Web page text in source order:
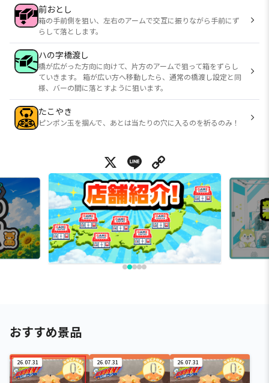
前おとし
箱の手前側を狙い、左右のアームで交互に振りながら手前にず
らして落とします。
ハの字橋渡し
橋が広がった方向に向けて、片方のアームで狙って箱をずらし
ていきます。 箱が広い方へ移動したら、通常の橋渡し設定と同
様、バーの間に落とすように狙います。
たこやき
ピンポン玉を掴んで、あとは当たりの穴に入るのを祈るのみ！
X Line
おすすめ景品
26.07.31 26.07.31 26.07.31